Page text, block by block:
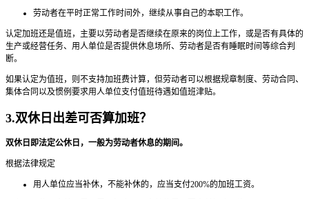
劳动者在平时正常工作时间外，继续从事自己的本职工作。
认定加班还是值班，主要以劳动者是否继续在原来的岗位上工作，或是否有具体的
生产或经营任务、用人单位是否提供休息场所、劳动者是否有睡眠时间等综合判
断。
如果认定为值班，则不支持加班费计算，但劳动者可以根据规章制度、劳动合同、
集体合同以及惯例要求用人单位支付值班待遇如值班津贴。
3.双休日出差可否算加班？
双休日即法定公休日，一般为劳动者休息的期间。
根据法律规定
用人单位应当补休，不能补休的，应当支付200%的加班工资。